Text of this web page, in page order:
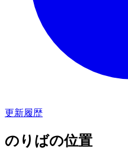
更新履歴
のりばの位置